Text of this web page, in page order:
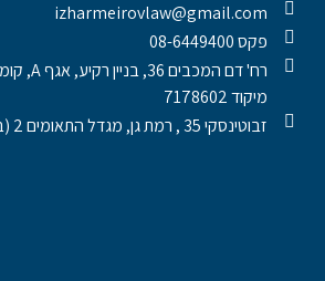
izharmeirovlaw@gmail.com
פקס 08-6449400
מיקוד 7178602
זבוטינסקי 35 , רמת גן, מגדל התאומים 2 (בתאום מראש)